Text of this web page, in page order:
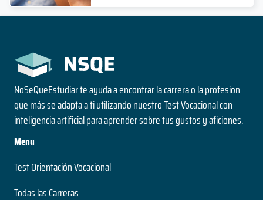
NoSeQueEstudiar te ayuda a encontrar la carrera o la profesion
que más se adapta a ti utilizando nuestro Test Vocacional con
inteligencia artificial para aprender sobre tus gustos y aficiones.
Menu
Test Orientación Vocacional
Todas las Carreras